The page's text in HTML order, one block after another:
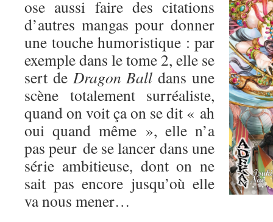
ose aussi faire des citations
d’autres mangas pour donner
une touche humoristique : par
exemple dans le tome 2, elle se
sert de Dragon Ball dans une
scène totalement surréaliste,
quand on voit ça on se dit « ah
oui quand même », elle n’a
pas peur de se lancer dans une
série ambitieuse, dont on ne
sait pas encore jusqu’où elle
va nous mener…